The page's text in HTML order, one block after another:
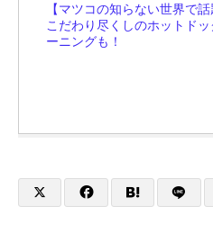
【マツコの知らない世界で
こだわり尽くしのホットド
ーニングも！